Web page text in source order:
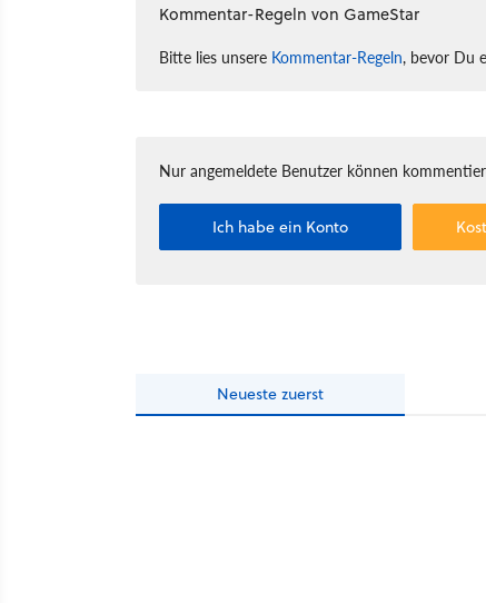
Kommentar-Regeln von GameStar
Bitte lies unsere Kommentar-Regeln, bevor Du
Nur angemeldete Benutzer können
Ich habe ein Konto
Neueste zuerst